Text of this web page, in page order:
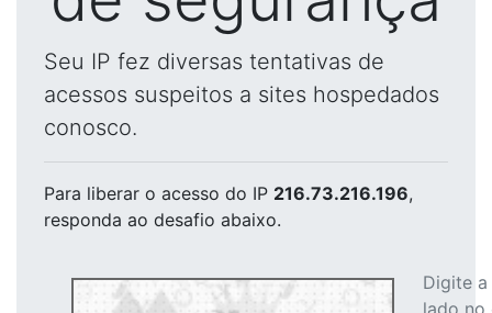
Seu IP fez diversas tentativas de
acessos suspeitos a sites hospedados
conosco.
Para liberar o acesso do IP 216.73.216.196,
responda ao desafio abaixo.
Digite
lado no